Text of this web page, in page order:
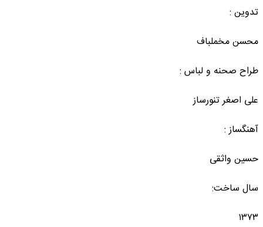
تدوین :
محسن مخملباف
طراح صحنه و لباس :
علی اصغر تنورساز
آهنگساز :
حسین واثقی
سال ساخت:
۱۳۷۳